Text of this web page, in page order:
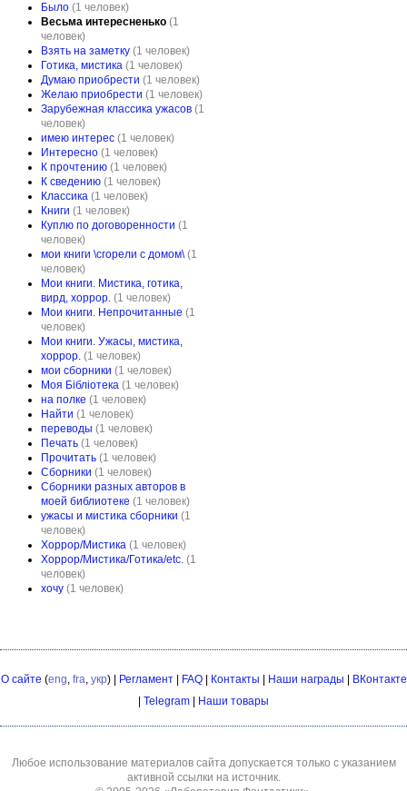
Было (1 человек)
Весьма интересненько (1
человек)
Взять на заметку (1 человек)
Готика, мистика (1 человек)
Думаю приобрести (1 человек)
Желаю приобрести (1 человек)
Зарубежная классика ужасов (1
человек)
имею интерес (1 человек)
Интересно (1 человек)
К прочтению (1 человек)
К сведению (1 человек)
Классика (1 человек)
Книги (1 человек)
Куплю по договоренности (1
человек)
мои книги \сгорели с домом\ (1
человек)
Мои книги. Мистика, готика,
вирд, хоррор. (1 человек)
Мои книги. Непрочитанные (1
человек)
Мои книги. Ужасы, мистика,
хоррор. (1 человек)
мои сборники (1 человек)
Моя Бібліотека (1 человек)
на полке (1 человек)
Найти (1 человек)
переводы (1 человек)
Печать (1 человек)
Прочитать (1 человек)
Сборники (1 человек)
Сборники разных авторов в
моей библиотеке (1 человек)
ужасы и мистика сборники (1
человек)
Хоррор/Мистика (1 человек)
Хоррор/Мистика/Готика/etc. (1
человек)
хочу (1 человек)
О сайте (eng, fra, укр) | Регламент| FAQ| Контакты Наши награды
ВКонтакте
Telegram Наши товары
Любое использование материалов сайта допускается только с указанием
активной ссылки на источник.